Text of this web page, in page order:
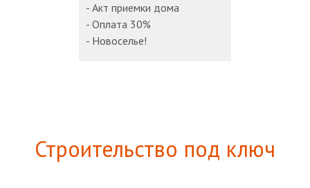
- Акт приемки дома
- Оплата 30%
- Новоселье!
Строительство под ключ